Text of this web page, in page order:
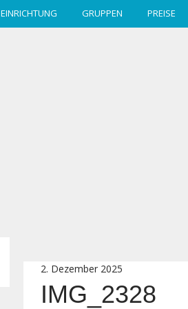
EINRICHTUNG GRUPPEN PREISE
2. Dezember 2025
IMG_2328